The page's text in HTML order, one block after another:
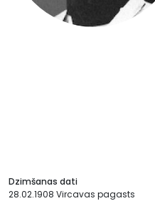
Dzimšanas dati
28.02.1908 Vircavas pagasts